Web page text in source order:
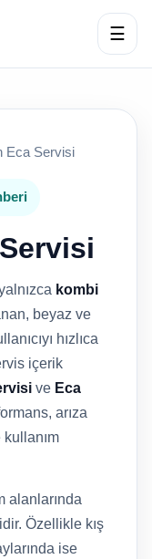
☰
Eca Servisi
kombi
beyaz ve
hızlıca
içerik
ve Eca
arıza
kullanım
alanlarında
Özellikle kış
ise